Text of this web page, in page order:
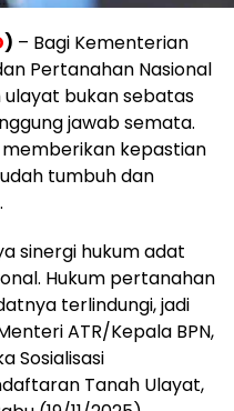
) – Bagi Kementerian
Pertanahan Nasional
ulayat bukan sebatas
jawab semata.
memberikan kepastian
tumbuh dan
sinergi hukum adat
Hukum pertanahan
terlindungi, jadi
ATR/Kepala BPN,
Sosialisasi
Tanah Ulayat,